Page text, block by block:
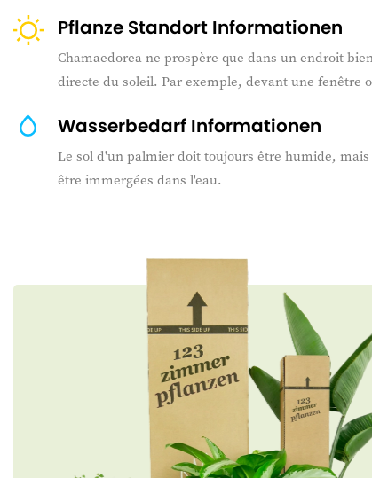
Pflanze Standort Informationen
Chamaedorea ne prospère que dans un endroit
directe du soleil. Par exemple, devant une fenêtre
Wasserbedarf Informationen
Le sol d'un palmier doit toujours être humide,
être immergées dans l'eau.